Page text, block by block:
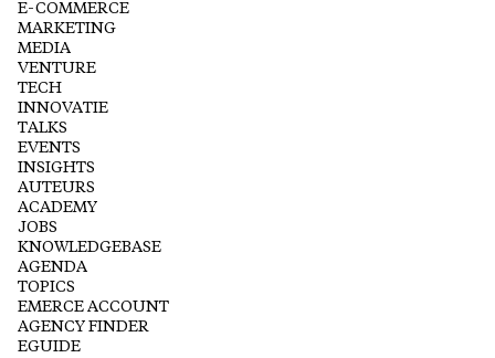
E-COMMERCE
MARKETING
MEDIA
VENTURE
TECH
INNOVATIE
TALKS
EVENTS
INSIGHTS
AUTEURS
ACADEMY
JOBS
KNOWLEDGEBASE
AGENDA
TOPICS
EMERCE ACCOUNT
AGENCY FINDER
EGUIDE